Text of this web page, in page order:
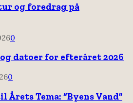
og foredrag på
0
datoer for efteråret 2026
0
Tema: “Byens Vand”